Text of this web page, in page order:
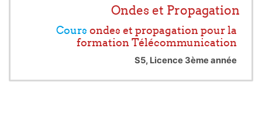
mouvement des fluides newtoniens (équation de
Navier -Stokes ).
Ondes et Propagation
Cours ondes et propagation pour la
formation Télécommunication
S5, Licence 3ème année